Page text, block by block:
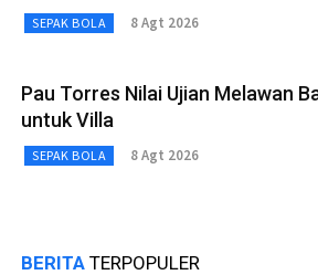
SEPAK BOLA 8 Agt 2026
Pau Torres Nilai Ujian Melawan
untuk Villa
SEPAK BOLA 8 Agt 2026
BERITA TERPOPULER